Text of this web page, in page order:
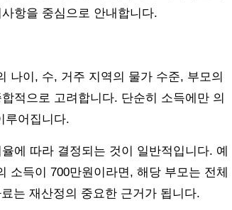
항을 중심으로 안내합니다.
나이, 수, 거주 지역의 물가 수준, 부모의
적으로 고려합니다. 단순히 소득에만 의
루어집니다.
에 따라 결정되는 것이 일반적입니다. 예
소득이 700만원이라면, 해당 부모는 전체
는 재산정의 중요한 근거가 됩니다.